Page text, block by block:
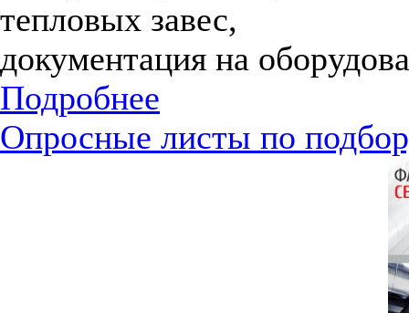
тепловых завес,
документация на
Подробнее
Опросные листы по